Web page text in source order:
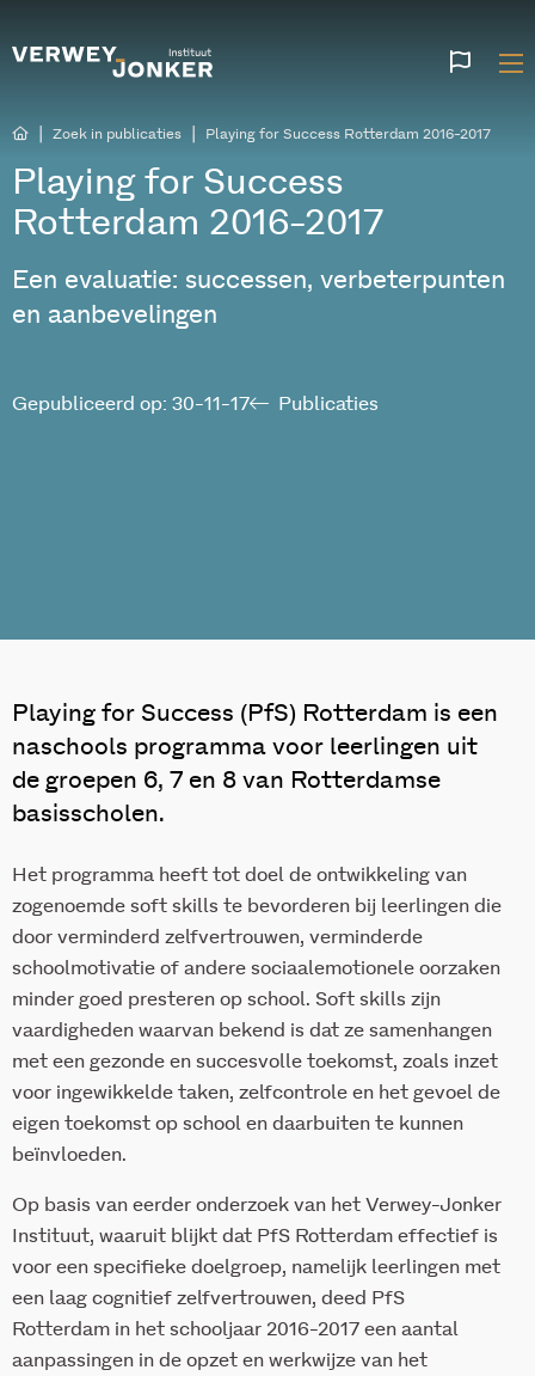
Zoek in publicaties Playing for Success Rotterdam 2016-2017
Playing for Success
Rotterdam 2016-2017
Een evaluatie: successen, verbeterpunten
en aanbevelingen
Publicaties
Gepubliceerd op: 30-11-17
Playing for Success (PfS) Rotterdam is een
naschools programma voor leerlingen uit
de groepen 6, 7 en 8 van Rotterdamse
basisscholen.
Het programma heeft tot doel de ontwikkeling van
zogenoemde soft skills te bevorderen bij leerlingen die
door verminderd zelfvertrouwen, verminderde
schoolmotivatie of andere sociaalemotionele oorzaken
minder goed presteren op school. Soft skills zijn
vaardigheden waarvan bekend is dat ze samenhangen
met een gezonde en succesvolle toekomst, zoals inzet
voor ingewikkelde taken, zelfcontrole en het gevoel de
eigen toekomst op school en daarbuiten te kunnen
beïnvloeden.
Op basis van eerder onderzoek van het Verwey-Jonker
Instituut, waaruit blijkt dat PfS Rotterdam effectief is
voor een specifieke doelgroep, namelijk leerlingen met
een laag cognitief zelfvertrouwen, deed PfS
Rotterdam in het schooljaar 2016-2017 een aantal
aanpassingen in de opzet en werkwijze van het